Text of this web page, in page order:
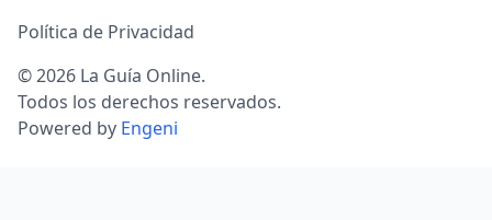
Política de Privacidad
© 2026 La Guía Online.
Todos los derechos reservados.
Powered by Engeni